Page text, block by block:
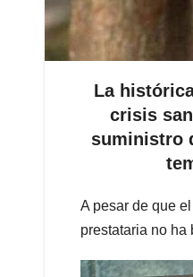
La
crisis
suministro
A pesar de que
prestataria no ha